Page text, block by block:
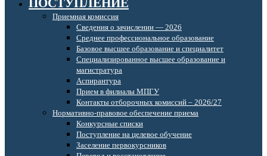
ПОСТУПЛЕНИЕ
Приемная комиссия
Сведения о зачислении — 2026
Среднее профессиональное образование
Базовое высшее образование и специалитет
Специализированное высшее образование и
магистратура
Аспирантура
Прием в филиалы МПГУ
Контакты отборочных комиссий – 2026/27
Нормативно-правовое обеспечение приема
Конкурсные списки
Поступление на целевое обучение
Заселение первокурсников